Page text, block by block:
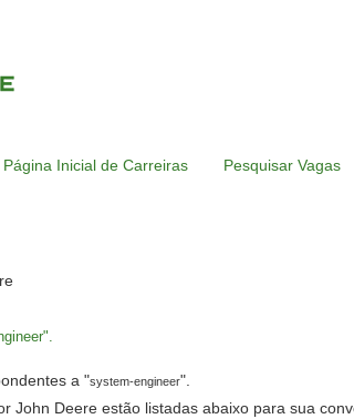
Página Inicial de Carreiras Pesquisar Vagas
(página
a "system-engineer".
John Deere estão listadas abaixo para sua